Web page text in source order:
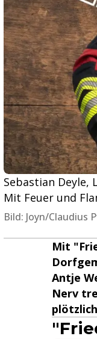
Sebastian Deyle,
Mit Feuer und
Bild: Joyn/Claudius
Mit
Antje
Nerv